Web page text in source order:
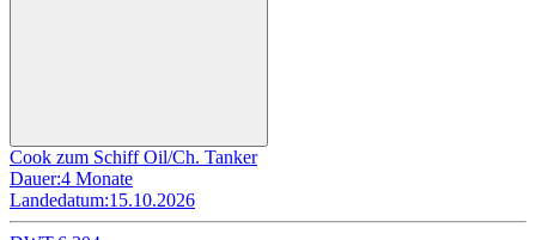
Cook zum Schiff Oil/Ch. Tanker
Dauer:4 Monate
Landedatum:15.10.2026